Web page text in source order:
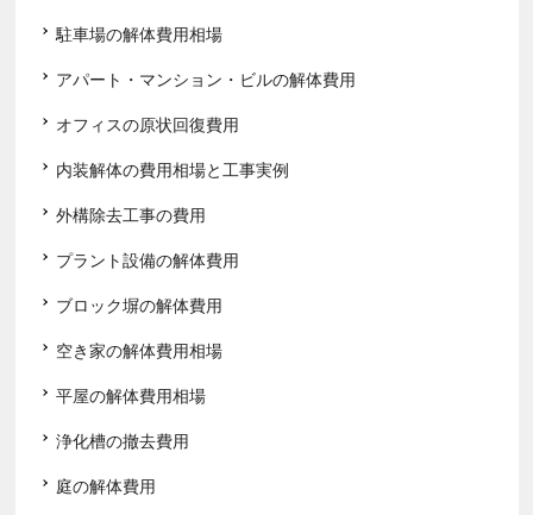
駐車場の解体費用相場
アパート・マンション・ビルの解体費用
オフィスの原状回復費用
内装解体の費用相場と工事実例
外構除去工事の費用
プラント設備の解体費用
ブロック塀の解体費用
空き家の解体費用相場
平屋の解体費用相場
浄化槽の撤去費用
庭の解体費用